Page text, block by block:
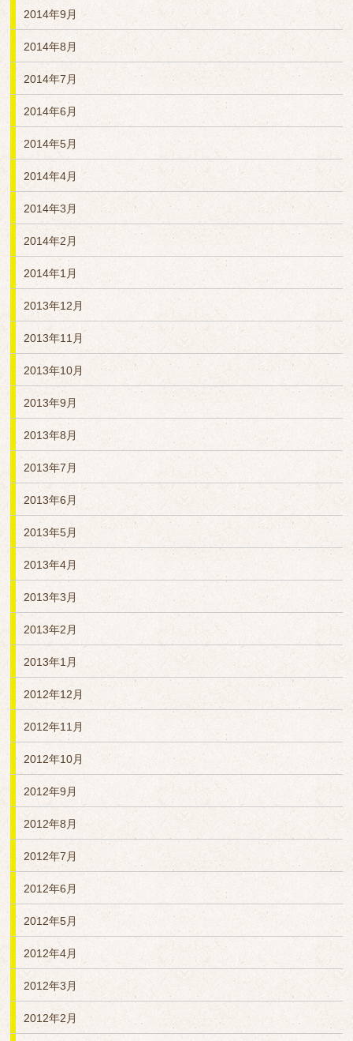
2014年9月
2014年8月
2014年7月
2014年6月
2014年5月
2014年4月
2014年3月
2014年2月
2014年1月
2013年12月
2013年11月
2013年10月
2013年9月
2013年8月
2013年7月
2013年6月
2013年5月
2013年4月
2013年3月
2013年2月
2013年1月
2012年12月
2012年11月
2012年10月
2012年9月
2012年8月
2012年7月
2012年6月
2012年5月
2012年4月
2012年3月
2012年2月